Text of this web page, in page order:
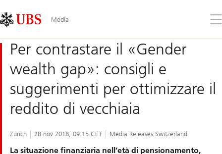
Links
Area
Media
il
Per contrastare il «Gender
wealth gap»: consigli e
suggerimenti per ottimizzare il
reddito di vecchiaia
Zurich 28 nov 2018, 09:15 CET Media Releases Switzerland
La situazione finanziaria nell’età di pensionamento,